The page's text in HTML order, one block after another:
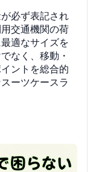
必ず表記され
交通機関の荷
適なサイズを
なく、移動・
ントを総合的
ーツケースラ